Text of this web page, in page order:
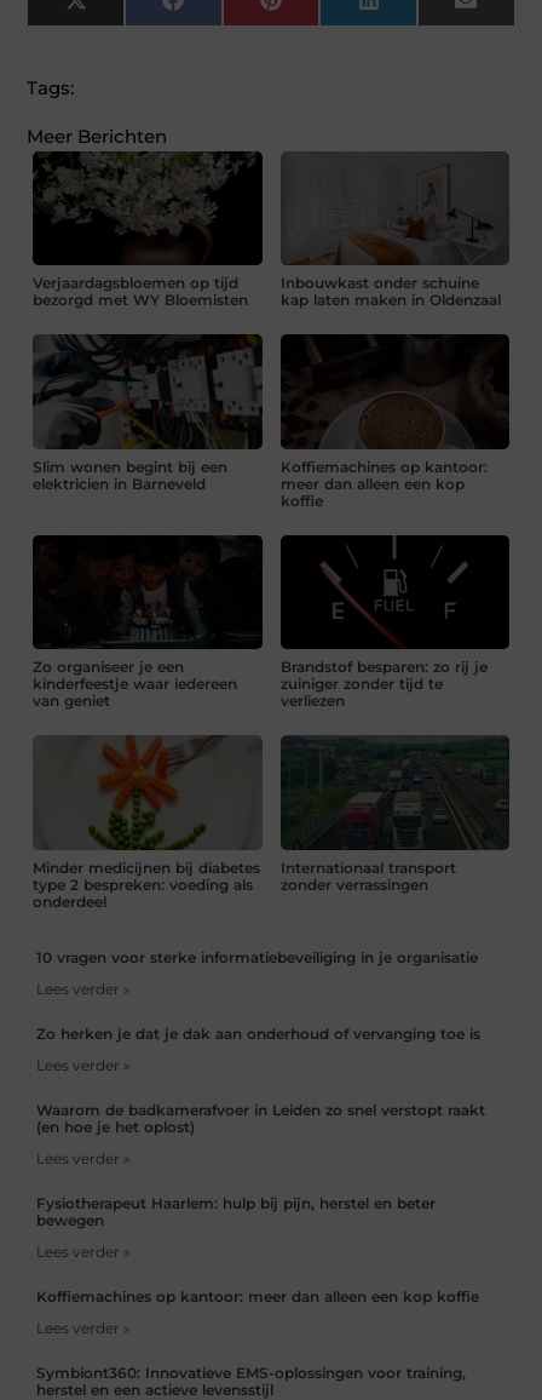
X
(Twitter)
Facebook Pinterest LinkedIn Email
Tags:
Meer Berichten
Verjaardagsbloemen op tijd
bezorgd met WY Bloemisten
Inbouwkast onder schuine
kap laten maken in Oldenzaal
Slim wonen begint bij een
elektricien in Barneveld
Koffiemachines op kantoor:
meer dan alleen een kop
koffie
Zo organiseer je een
kinderfeestje waar iedereen
van geniet
Brandstof besparen: zo rij je
zuiniger zonder tijd te
verliezen
Minder medicijnen bij diabetes
type 2 bespreken: voeding als
onderdeel
Internationaal transport
zonder verrassingen
10 vragen voor sterke informatiebeveiliging in je organisatie
Lees verder »
Zo herken je dat je dak aan onderhoud of vervanging toe is
Lees verder »
Waarom de badkamerafvoer in Leiden zo snel verstopt raakt
(en hoe je het oplost)
Lees verder »
Fysiotherapeut Haarlem: hulp bij pijn, herstel en beter
bewegen
Lees verder »
Koffiemachines op kantoor: meer dan alleen een kop koffie
Lees verder »
Symbiont360: Innovatieve EMS-oplossingen voor training,
herstel en een actieve levensstijl